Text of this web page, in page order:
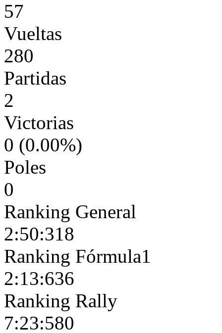
57
Vueltas
280
Partidas
2
Victorias
0 (0.00%)
Poles
0
Ranking General
2:50:318
Ranking Fórmula1
2:13:636
Ranking Rally
7:23:580